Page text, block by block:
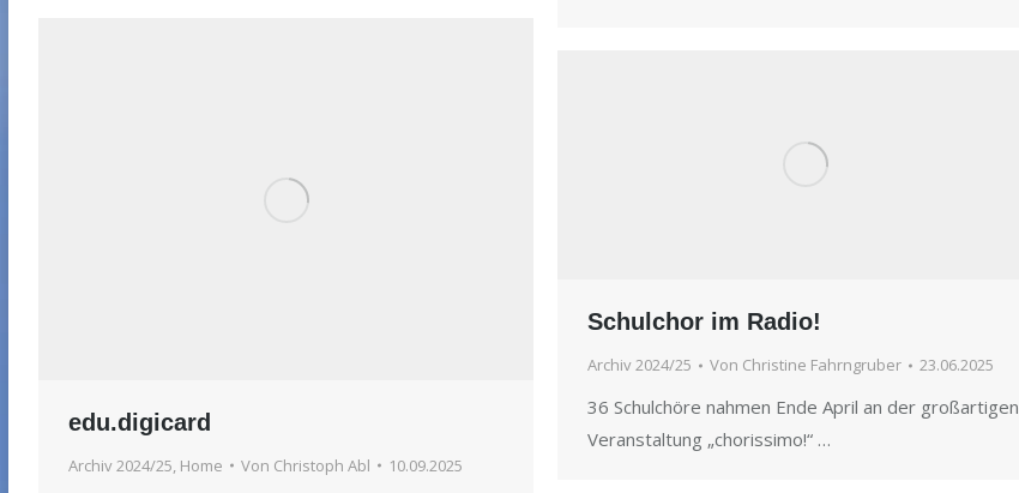
edu.digicard
Archiv 2024/25 Home Von Christoph Abl 10.09.2025
Schulchor im Radio!
Archiv 2024/25 Von Christine Fahrngruber 23.06.2025
36 Schulchöre nahmen Ende April an der großartigen
Veranstaltung „chorissimo!“ …